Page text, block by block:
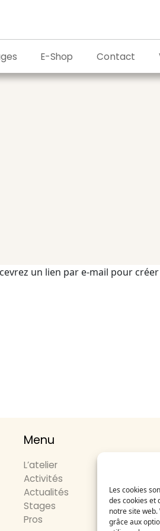
Les cookies
des cookies et
notre site
grâce aux
E-Shop Contact
un lien par e-mail pour
Menu
L’atelier
Activités
Actualités
Stages
Pros